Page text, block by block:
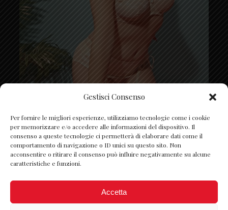
Gestisci Consenso
Per fornire le migliori esperienze, utilizziamo tecnologie come i cookie
per memorizzare e/o accedere alle informazioni del dispositivo. Il
consenso a queste tecnologie ci permetterà di elaborare dati come il
comportamento di navigazione o ID unici su questo sito. Non
acconsentire o ritirare il consenso può influire negativamente su alcune
caratteristiche e funzioni.
Accetta
Segui su Instagram